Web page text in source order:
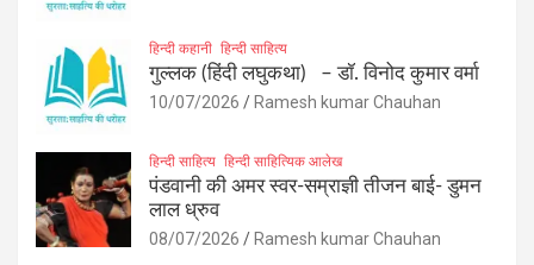
हिन्दी कहानी हिन्दी साहित्य
गुल्लक (हिंदी लघुकथा) – डॉ. विनोद कुमार वर्मा
10/07/2026 Ramesh kumar Chauhan
हिन्दी साहित्य हिन्दी साहित्यिक आलेख
पंडवानी की अमर स्वर-सम्राज्ञी तीजन बाई- डुमन
लाल ध्रुव
08/07/2026 Ramesh kumar Chauhan